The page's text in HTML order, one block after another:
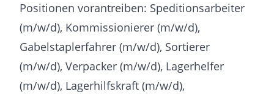
Positionen vorantreiben: Speditionsarbeiter
(m/w/d), Kommissionierer (m/w/d),
Gabelstaplerfahrer (m/w/d), Sortierer
(m/w/d), Verpacker (m/w/d), Lagerhelfer
(m/w/d), Lagerhilfskraft (m/w/d),